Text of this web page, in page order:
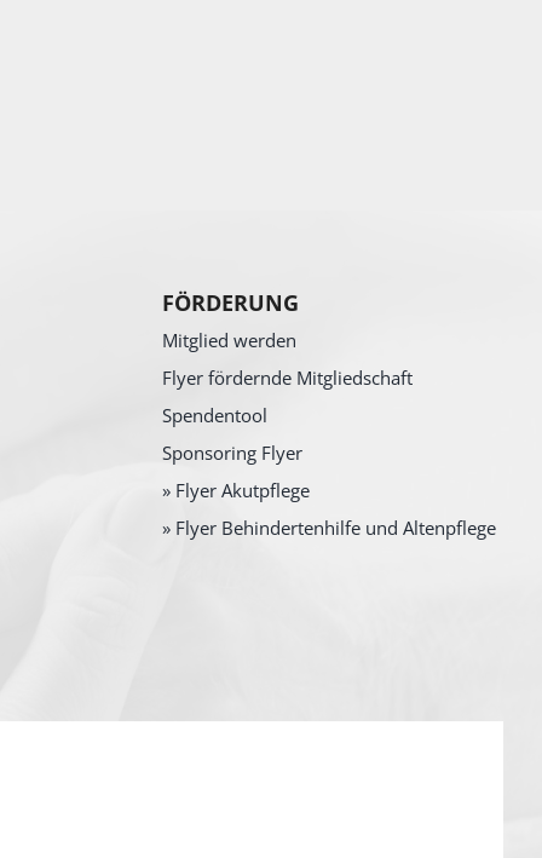
FÖRDERUNG
Mitglied werden
Flyer fördernde Mitgliedschaft
Spendentool
Sponsoring Flyer
» Flyer Akutpflege
» Flyer Behindertenhilfe und Altenpflege